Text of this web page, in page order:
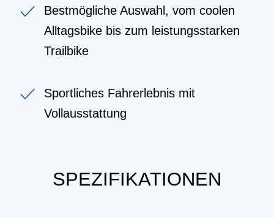
Bestmögliche Auswahl, vom coolen
Alltagsbike bis zum leistungsstarken
Trailbike
Sportliches Fahrerlebnis mit
Vollausstattung
SPEZIFIKATIONEN